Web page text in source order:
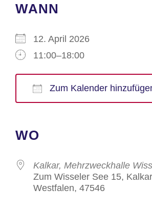
WANN
12. April 2026
11:00–18:00
Zum Kalender
WO
Kalkar, Mehrzweckhalle
Zum Wisseler See 15,
Westfalen, 47546